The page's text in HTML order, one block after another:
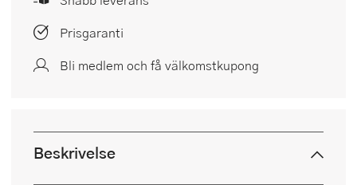
Prisgaranti
Bli medlem och få välkomstkupong
Beskrivelse